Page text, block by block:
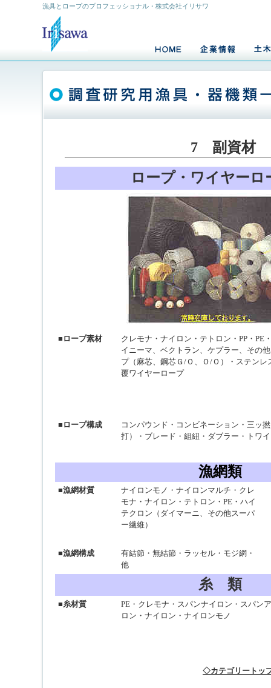
漁具とロープのプロフェッショナル・株式会社イリサワ
7 副資材
ロープ・ワイヤーロ
■ロープ素材
クレモナ・ナイロン・テトロン・PP・PE
イニーマ、ベクトラン、ケプラー、その
プ（麻芯、鋼芯Ｇ/Ｏ、Ｏ/Ｏ）・ステン
覆ワイヤーロープ
■ロープ構成
コンパウンド・コンビネーション・三ッ
打）・ブレード・組紐・ダブラー・トワ
漁網類
■漁網材質
ナイロンモノ・ナイロンマルチ・クレ
モナ・ナイロン・テトロン・PE・ハイ
テクロン（ダイマーニ、その他スーパ
ー繊維）
■漁網構成
有結節・無結節・ラッセル・モジ網・
他
糸 類
■糸材質
PE・クレモナ・スパンナイロン・スパン
ロン・ナイロン・ナイロンモノ
◇カテゴリートッ